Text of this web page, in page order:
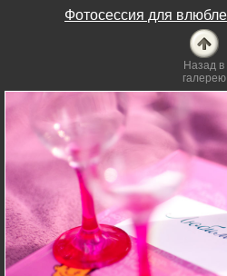
Фотосессия для
Назад в
галерею